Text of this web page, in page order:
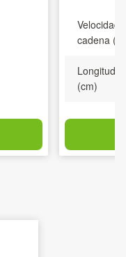
Velocidad
cadena
Longitud
(cm)